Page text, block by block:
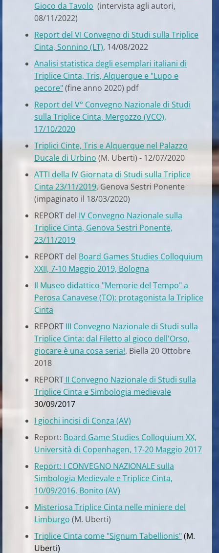
Gioco da Tavolo (intervista agli autori,
08/11/2022)
Report del VI Convegno di Studi sulla Triplice
Cinta, Sonnino (LT), 14/08/2022
Analisi statistica degli esemplari italiani di
Triplice Cinta, Tris, Alquerque e "Lupo e
pecore"(fine anno 2020) pdf
Report del V° Convegno Nazionale di Studi
sulla Triplice Cinta, Mergozzo (VCO),
17/10/2020
Triplici Cinte, Tris e Alquerque nel Palazzo
Ducale di Urbino (M. Uberti) - 12/07/2020
ATTI della IV Giornata di Studi sulla Triplice
Cinta 23/11/2019, Genova Sestri Ponente
(impaginato il 18/03/2020)
REPORT del IV Convegno Nazionale sulla
Triplice Cinta, Genova Sestri Ponente,
23/11/2019
REPORT del Board Games Studies Colloquium
XXII, 7-10 Maggio 2019, Bologna
Il Museo didattico "Memorie del Tempo" a
Perosa Canavese (TO): protagonista la Triplice
Cinta
REPORT III Convegno Nazionale di Studi sulla
Triplice Cinta: dal Filetto al gioco dell'Orso,
giocare è una cosa seria!, Biella 20 Ottobre
2018
REPORT II Convegno Nazionale di Studi sulla
Triplice Cinta e Simbologia medievale
30/09/2017
I giochi incisi di Conza (AV)
Report: Board Game Studies Colloquium XX,
Università di Copenhagen, 17-20 Maggio 2017
Report: I CONVEGNO NAZIONALE sulla
Simbologia Medievale e Triplice Cinta,
10/09/2016, Bonito (AV)
Misteriosa Triplice Cinta nelle miniere del
Limburgo (M. Uberti)
Triplice Cinta come "Signum Tabellionis"(M.
Uberti)